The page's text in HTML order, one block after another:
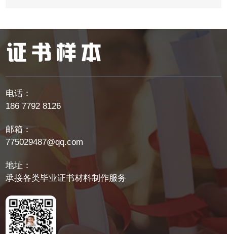
电话：
186 7792 8126
邮箱：
775029487@qq.com
地址：
承接各类毕业证书材料制作服务